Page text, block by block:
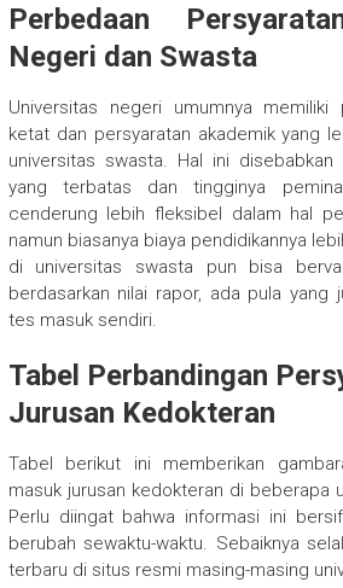
Perbedaan
Negeri dan Swasta
Universitas negeri umumnya memiliki
ketat dan persyaratan akademik yang
universitas swasta. Hal ini
yang terbatas dan tingginya
cenderung lebih fleksibel dalam hal
namun biasanya biaya pendidikannya
di universitas swasta pun bisa
berdasarkan nilai rapor, ada pula yang
tes masuk sendiri.
Tabel Perbandingan
Jurusan Kedokteran
Tabel berikut ini memberikan
masuk jurusan kedokteran di beberapa
Perlu diingat bahwa informasi ini
berubah sewaktu-waktu. Sebaiknya
terbaru di situs resmi masing-masing